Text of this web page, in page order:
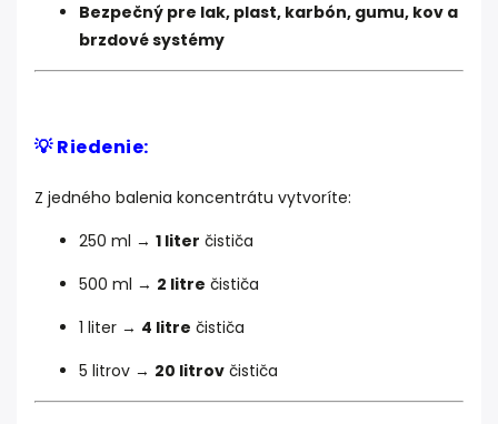
Bezpečný pre lak, plast, karbón, gumu, kov a
brzdové systémy
💡 Riedenie:
Z jedného balenia koncentrátu vytvoríte:
250 ml → 1 liter čističa
500 ml → 2 litre čističa
1 liter → 4 litre čističa
5 litrov → 20 litrov čističa